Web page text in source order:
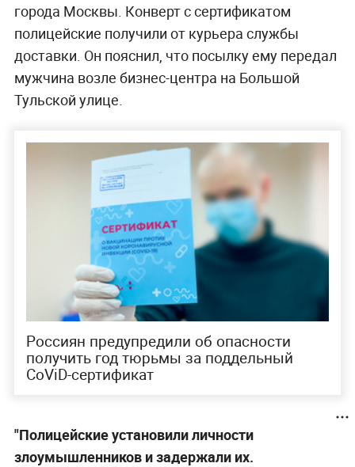
города Москвы. Конверт с сертификатом
полицейские получили от курьера службы
доставки. Он пояснил, что посылку ему передал
мужчина возле бизнес-центра на Большой
Тульской улице.
Россиян предупредили об опасности
получить год тюрьмы за поддельный
CoViD-сертификат
"Полицейские установили личности
злоумышленников и задержали их.